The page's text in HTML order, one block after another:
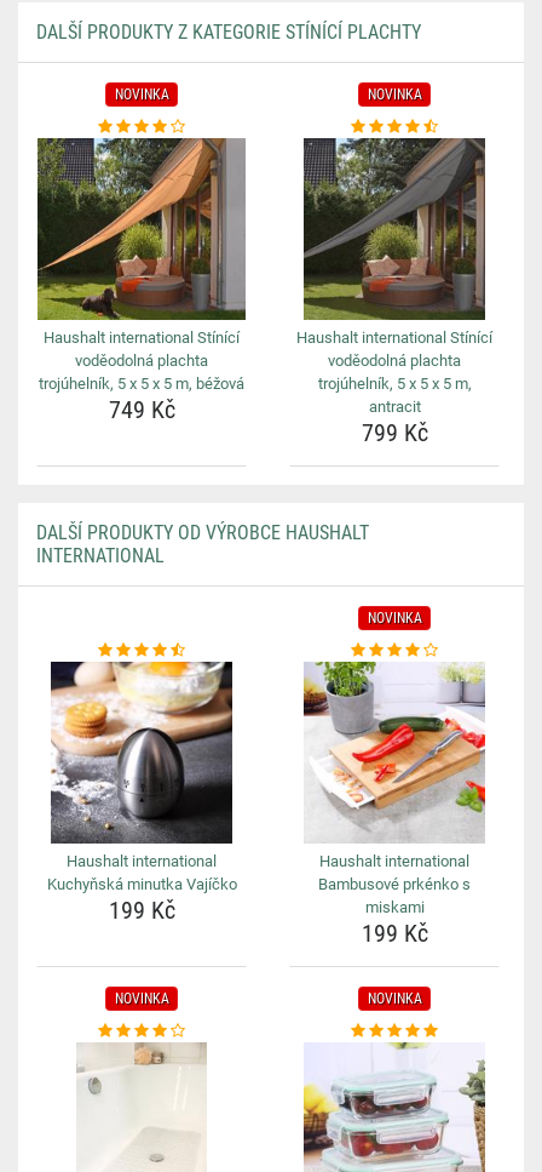
DALŠÍ PRODUKTY Z KATEGORIE STÍNÍCÍ PLACHTY
NOVINKA
Haushalt international Stínící
voděodolná plachta
trojúhelník, 5 x 5 x 5 m, béžová
749 Kč
NOVINKA
Haushalt international Stínící
voděodolná plachta
trojúhelník, 5 x 5 x 5 m,
antracit
799 Kč
DALŠÍ PRODUKTY OD VÝROBCE HAUSHALT
INTERNATIONAL
Haushalt international
Kuchyňská minutka Vajíčko
199 Kč
NOVINKA
Haushalt international
Bambusové prkénko s
miskami
199 Kč
NOVINKA NOVINKA